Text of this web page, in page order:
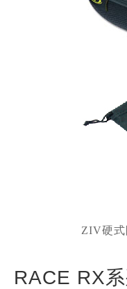
ZIV硬式
RACE RX